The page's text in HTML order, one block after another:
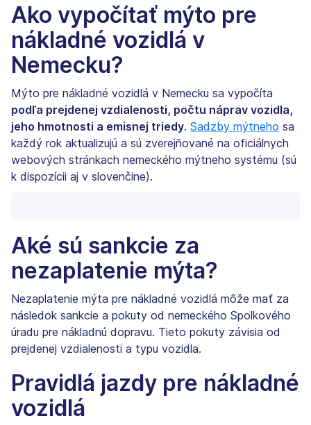
Ako vypočítať mýto pre
nákladné vozidlá v
Nemecku?
Mýto pre nákladné vozidlá v Nemecku sa vypočíta
podľa prejdenej vzdialenosti, počtu náprav vozidla,
jeho hmotnosti a emisnej triedy. Sadzby mýtneho sa
každý rok aktualizujú a sú zverejňované na oficiálnych
webových stránkach nemeckého mýtneho systému (sú
k dispozícii aj v slovenčine).
Aké sú sankcie za
nezaplatenie mýta?
Nezaplatenie mýta pre nákladné vozidlá môže mať za
následok sankcie a pokuty od nemeckého Spolkového
úradu pre nákladnú dopravu. Tieto pokuty závisia od
prejdenej vzdialenosti a typu vozidla.
Pravidlá jazdy pre nákladné
vozidlá